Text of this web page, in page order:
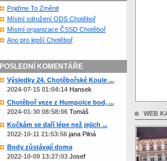
Pojďme To Změnit
Místní sdružení ODS Chotěboř
Místní organizace ČSSD Chotěboř
Ano pro lepší Chotěboř
POSLEDNÍ KOMENTÁŘE
Výsledky 24. Chotěbořské Koule ...
2024-07-15 01:04:14Hansek
Chotěboř veze z Humpolce bod, ...
2024-01-30 08:58:06Tomáš
Kočkám se daří lépe než jejich ...
2022-10-11 21:53:56jana Pilná
Body zůstávají doma
2022-10-09 13:27:03Josef
WEB